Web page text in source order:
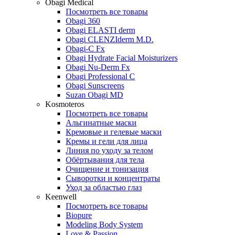
Obagi Medical
Посмотреть все товары
Obagi 360
Obagi ELASTI derm
Obagi CLENZIderm M.D.
Obagi-C Fx
Obagi Hydrate Facial Moisturizers
Obagi Nu-Derm Fx
Obagi Professional C
Obagi Sunscreens
Suzan Obagi MD
Kosmoteros
Посмотреть все товары
Альгинатные маски
Кремовые и гелевые маски
Кремы и гели для лица
Линия по уходу за телом
Обёртывания для тела
Очищение и тонизация
Сыворотки и концентраты
Уход за областью глаз
Keenwell
Посмотреть все товары
Biopure
Modeling Body System